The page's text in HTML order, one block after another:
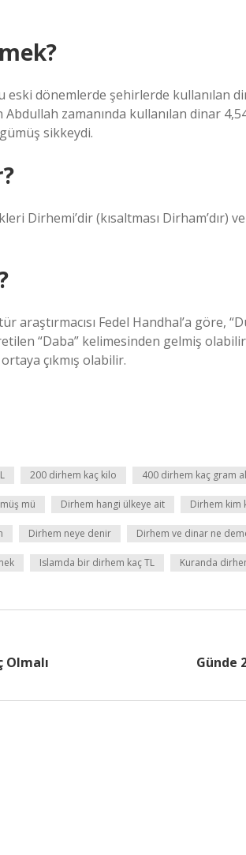
eski dönemlerde şehirlerde kullanılan
zamanında kullanılan dinar
sikkeydi.
Dirhemi’dir (kısaltması Dirham’dır)
Fedel Handhal’a göre,
“Daba” kelimesinden gelmiş
çıkmış olabilir.
200 dirhem kaç kilo 400 dirhem kaç gram
mü Dirhem hangi ülkeye ait Dirhem kim
Dirhem neye denir Dirhem ve dinar ne
Islamda bir dirhem kaç TL Kuranda
Olmalı Günde